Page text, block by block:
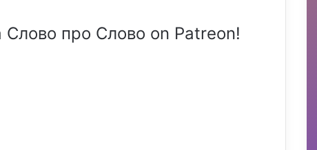
Слово про Слово on Patreon!